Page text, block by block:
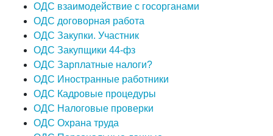
ОДС взаимодействие с госорганами
ОДС договорная работа
ОДС Закупки. Участник
ОДС Закупщики 44-фз
ОДС Зарплатные налоги?
ОДС Иностранные работники
ОДС Кадровые процедуры
ОДС Налоговые проверки
ОДС Охрана труда